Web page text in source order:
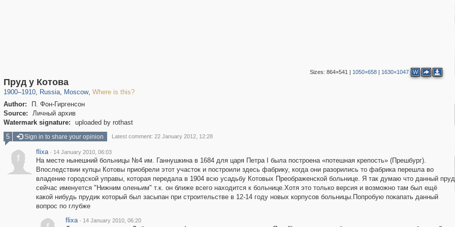
Sizes: 864×541 | 1050×658| 1630×1047 W
Пруд у Котова
1900–1910, Russia
1,405,783
, Moscow
319,716 8,286
, Where is this?
Author:
П. Фон-Гиргенсон
Source:
Личный архив
Watermark signature:
uploaded by rothast
5 Sign in to share your opinion Latest comment: 22 January 2012, 12:28
f
flixa · 14 January 2010, 06:03
На месте нынешний больницы №4 им. Ганнушкина в 1684 для царя Петра I была построена «потешная крепость» (Прешбург).
Впоследствии купцы Котовы приобрели этот участок и построили здесь фабрику, когда они разорились то фабрика перешла во
владение городской управы, которая передала в 1904 всю усадьбу Котовых Преображенской больнице. Я так думаю что данный пруд
сейчас именуется "Нижним оленьим" т.к. он ближе всего находится к больнице.Хотя это только версия и возможно там был ещё
какой нибудь прудик который был засыпан при строительстве в 12-14 году новых корпусов больницы.Попробую покапать данный
вопрос по глубже
flixa · 14 January 2010, 06:20